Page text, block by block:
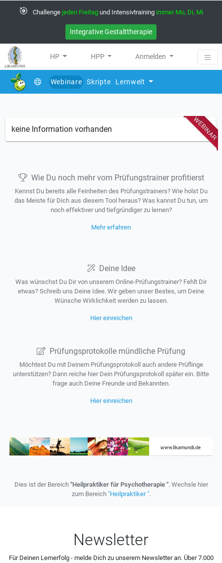
🎯 Challenge jeden Freitag und Intensivtraining immer Mo, Di, Mi
Integrative Gestalttherapie
HP HPP Anmelden
Webinare
Skripte Lernwelt
WEBINAR
keine Information vorhanden
Wie Du noch mehr vom Prüfungstrainer profitierst
Kennst Du bereits alle Feinheiten des Prüfungstrainers? Wie holst Du
das Meiste für Dich aus diesem Tool heraus? Was kannst Du tun, um
noch effektiver und tiefgründiger zu lernen?
Mehr erfahren
Deine Idee
Was wünschst Du Dir von unserem Online-Prüfungstrainer? Fehlt Dir
etwas? Schreib uns Deine Idee. Wir geben unser Bestes, um Deine
Wünsche Wirklichkeit werden zu lassen.
Hier einreichen
Prüfungsprotokolle mündliche Prüfung
Möchtest Du mit Deinem Prüfungsprotokoll auch andere Prüflinge
unterstützen? Dann reiche hier Dein Prüfungsprotokoll später ein. Bitte
frage auch Deine Freunde und Bekannten.
Hier einreichen
Dies ist der Bereich "Heilpraktiker für Psychotherapie ". Wechsle hier
zum Bereich "Heilpraktiker ".
Newsletter
Für Deinen Lernerfolg - melde Dich zu unserem Newsletter an. Über 7.000